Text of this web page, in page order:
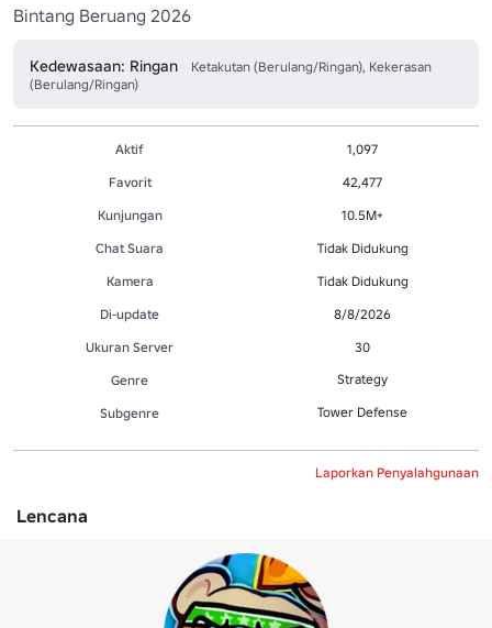
Bintang Beruang 2026
Kedewasaan: Ringan
Ketakutan (Berulang/Ringan), Kekerasan
(Berulang/Ringan)
Aktif
1,097
Favorit
42,477
Kunjungan
10.5M+
Chat Suara
Tidak Didukung
Kamera
Tidak Didukung
Di-update
8/8/2026
Ukuran Server
30
Genre
Strategy
Subgenre Tower Defense
Laporkan Penyalahgunaan
Lencana